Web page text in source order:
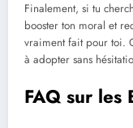
Finalement, si tu
booster ton moral et
vraiment fait pour toi.
à adopter sans
FAQ sur les